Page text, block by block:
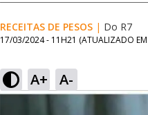
RECEITAS DE PESOS | Do R7
17/03/2024 - 11H21 (ATUALIZADO EM
A+ A-